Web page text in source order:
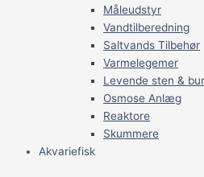
Måleudstyr
Vandtilberedning
Saltvands Tilbehør
Varmelegemer
Levende sten &
Osmose Anlæg
Reaktore
Skummere
Akvariefisk